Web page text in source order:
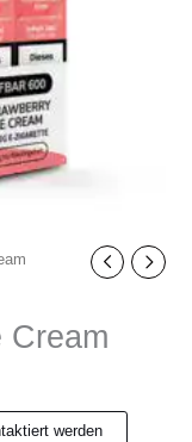
Cream